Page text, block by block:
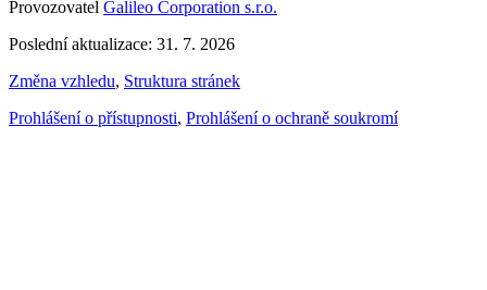
Provozovatel Galileo Corporation s.r.o.
Poslední aktualizace: 31. 7. 2026
Změna vzhledu, Struktura stránek
Prohlášení o přístupnosti, Prohlášení o ochraně soukromí